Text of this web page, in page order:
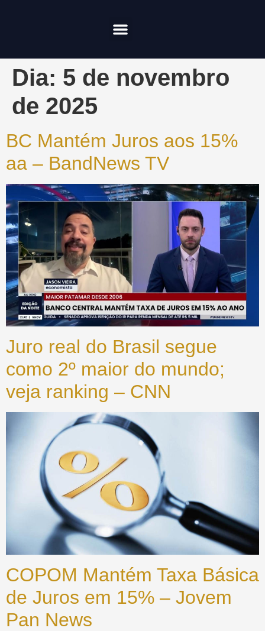
Dia: 5 de novembro
de 2025
BC Mantém Juros aos 15%
aa – BandNews TV
Juro real do Brasil segue
como 2º maior do mundo;
veja ranking – CNN
COPOM Mantém Taxa Básica
de Juros em 15% – Jovem
Pan News